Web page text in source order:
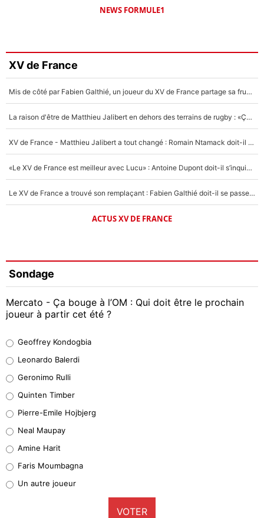
NEWS FORMULE1
XV de France
Mis de côté par Fabien Galthié, un joueur du XV de France partage sa frustration : «ils ne me l’ont pas dit tout de suite»
La raison d'être de Matthieu Jalibert en dehors des terrains de rugby : «Ça m'atteint autant que si tu touches à un membre de ma famille»
XV de France - Matthieu Jalibert a tout changé : Romain Ntamack doit-il s’inquiéter pour sa place à un an de la Coupe du monde ?
«Le XV de France est meilleur avec Lucu» : Antoine Dupont doit-il s’inquiéter pour sa place ?
Le XV de France a trouvé son remplaçant : Fabien Galthié doit-il se passer d'Antoine Dupont ?
ACTUS XV DE FRANCE
Sondage
Mercato - Ça bouge à l’OM : Qui doit être le prochain
joueur à partir cet été ?
38%
32%
5%
1%
9%
Geoffrey Kondogbia
Leonardo Balerdi
Geronimo Rulli
Quinten Timber
Pierre-Emile Hojbjerg
Neal Maupay
Amine Harit
Faris Moumbagna
Un autre joueur
VOTER